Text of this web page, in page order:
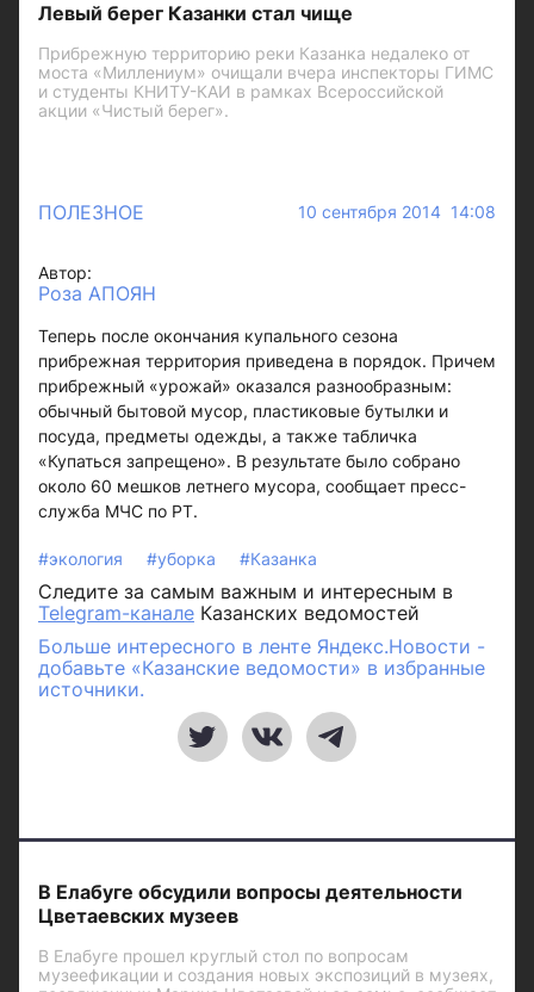
Левый берег Казанки стал чище
Прибрежную территорию реки Казанка недалеко от
моста «Миллениум» очищали вчера инспекторы ГИМС
и студенты КНИТУ-КАИ в рамках Всероссийской
акции «Чистый берег».
ПОЛЕЗНОЕ 10 сентября 2014 14:08
Автор:
Роза АПОЯН
Теперь после окончания купального сезона
прибрежная территория приведена в порядок. Причем
прибрежный «урожай» оказался разнообразным:
обычный бытовой мусор, пластиковые бутылки и
посуда, предметы одежды, а также табличка
«Купаться запрещено». В результате было собрано
около 60 мешков летнего мусора, сообщает пресс-
служба МЧС по РТ.
#экология #уборка #Казанка
Следите за самым важным и интересным в
Telegram-канале Казанских ведомостей
Больше интересного в ленте Яндекс.Новости -
добавьте «Казанские ведомости» в избранные
источники.
В Елабуге обсудили вопросы деятельности
Цветаевских музеев
В Елабуге прошел круглый стол по вопросам
музеефикации и создания новых экспозиций в музеях,